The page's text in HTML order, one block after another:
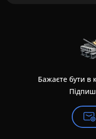
Бажаєте бути в